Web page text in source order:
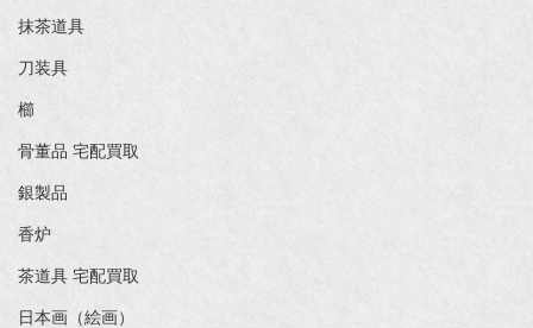
抹茶道具
刀装具
櫛
骨董品 宅配買取
銀製品
香炉
茶道具 宅配買取
日本画（絵画）